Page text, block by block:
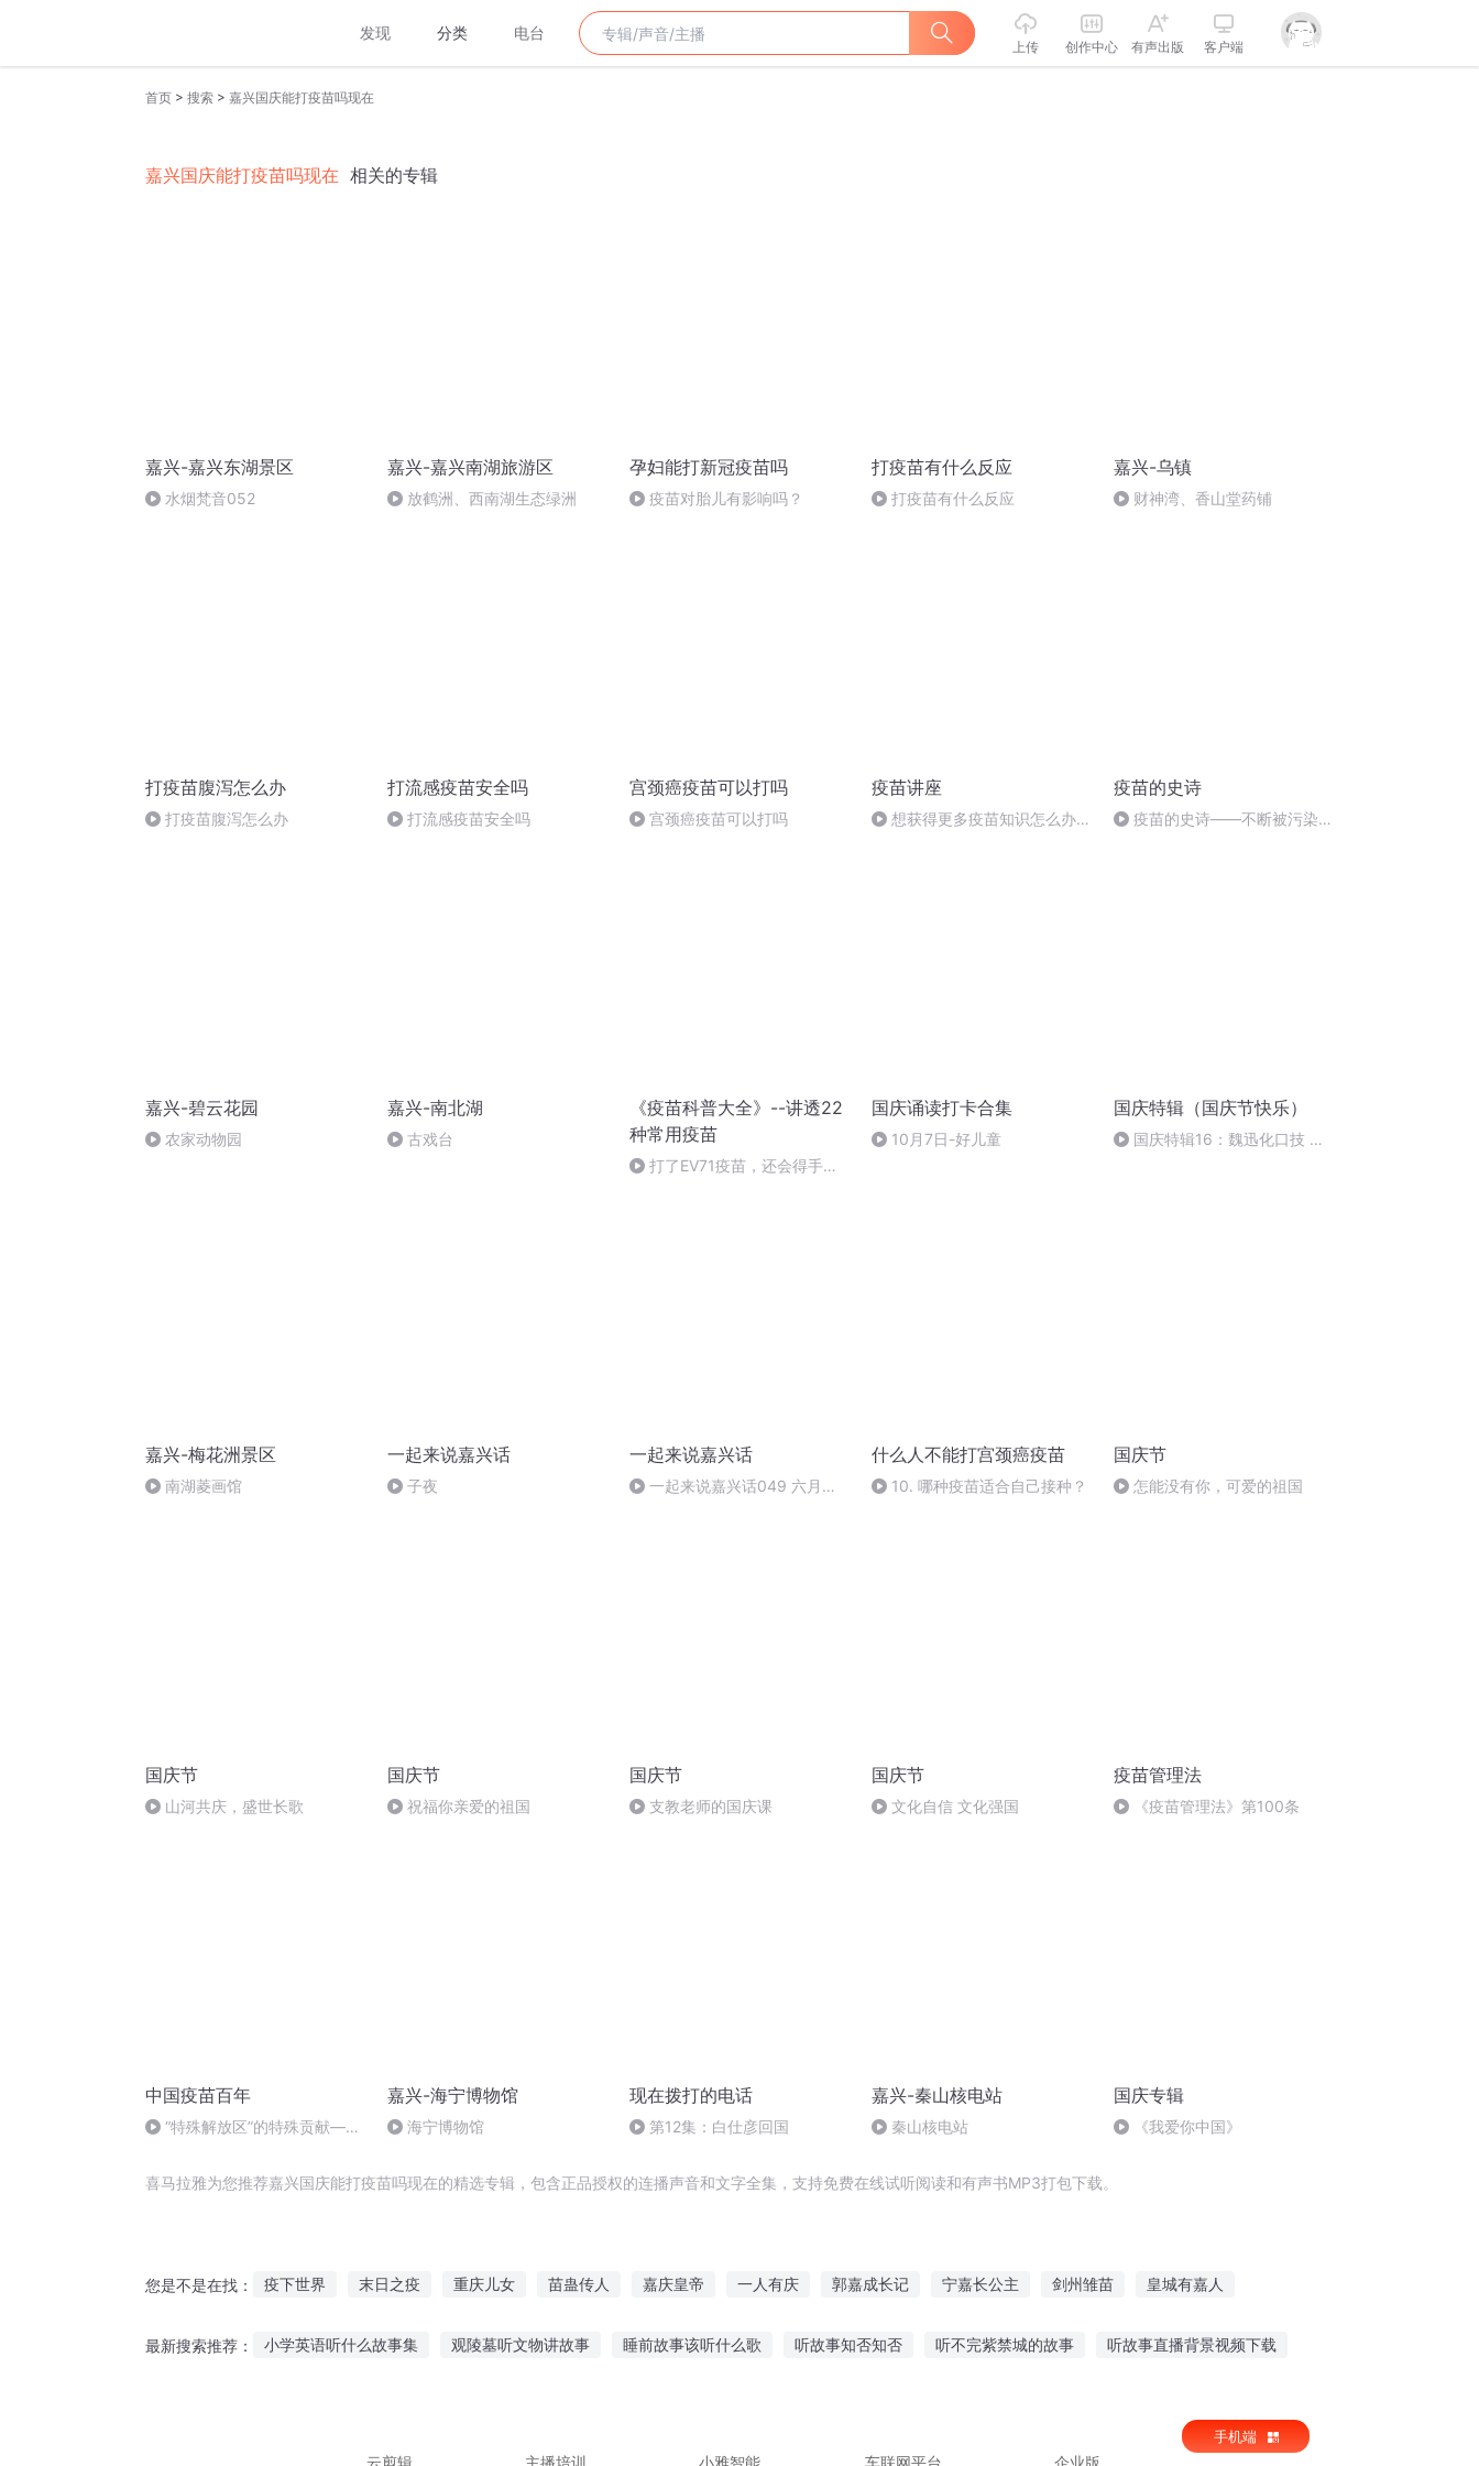
发现 分类 电台
上传 创作中心 有声出版 客户端
首页 > 搜索 > 嘉兴国庆能打疫苗吗现在
嘉兴国庆能打疫苗吗现在 相关的专辑
嘉兴-嘉兴东湖景区
水烟梵音052
嘉兴-嘉兴南湖旅游区
放鹤洲、西南湖生态绿洲
孕妇能打新冠疫苗吗
疫苗对胎儿有影响吗？
打疫苗有什么反应
打疫苗有什么反应
嘉兴-乌镇
财神湾、香山堂药铺
打疫苗腹泻怎么办
打疫苗腹泻怎么办
打流感疫苗安全吗
打流感疫苗安全吗
宫颈癌疫苗可以打吗
宫颈癌疫苗可以打吗
疫苗讲座
想获得更多疫苗知识怎么办？
疫苗的史诗
疫苗的史诗——不断被污染的
嘉兴-碧云花园
农家动物园
嘉兴-南北湖
古戏台
《疫苗科普大全》--讲透22
种常用疫苗
打了EV71疫苗，还会得手足
国庆诵读打卡合集
10月7日-好儿童
国庆特辑（国庆节快乐）
国庆特辑16：魏迅化口技 二
嘉兴-梅花洲景区
南湖菱画馆
一起来说嘉兴话
子夜
一起来说嘉兴话
一起来说嘉兴话049 六月债
什么人不能打宫颈癌疫苗
10. 哪种疫苗适合自己接种？
国庆节
怎能没有你，可爱的祖国
国庆节
山河共庆，盛世长歌
国庆节
祝福你亲爱的祖国
国庆节
支教老师的国庆课
国庆节
文化自信 文化强国
疫苗管理法
《疫苗管理法》第100条
中国疫苗百年
“特殊解放区”的特殊贡献——
嘉兴-海宁博物馆
海宁博物馆
现在拨打的电话
第12集：白仕彦回国
嘉兴-秦山核电站
秦山核电站
国庆专辑
《我爱你中国》
喜马拉雅为您推荐嘉兴国庆能打疫苗吗现在的精选专辑，包含正品授权的连播声音和文字全集，支持免费在线试听阅读和有声书MP3打包下载。
您是不是在找： 疫下世界 末日之疫 重庆儿女 苗蛊传人 嘉庆皇帝 一人有庆 郭嘉成长记 宁嘉长公主 剑州雏苗 皇城有嘉人
最新搜索推荐： 小学英语听什么故事集 观陵墓听文物讲故事 睡前故事该听什么歌 听故事知否知否 听不完紫禁城的故事 听故事直播背景视频下载
云剪辑
主播培训 小雅智能 车联网平台 企业版
手机端